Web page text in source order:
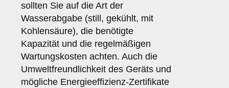
sollten Sie auf die Art der
Wasserabgabe (still, gekühlt, mit
Kohlensäure), die benötigte
Kapazität und die regelmäßigen
Wartungskosten achten. Auch die
Umweltfreundlichkeit des Geräts und
mögliche Energieeffizienz-Zertifikate